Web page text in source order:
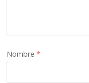
Nombre*